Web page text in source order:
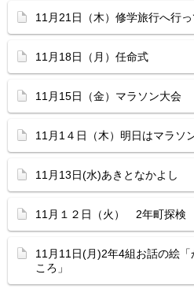
11月21日（木）修学旅行へ行
11月18日（月）任命式
11月15日（金）マラソン大会
11月1４日（木）明日はマラソ
11月13日(水)あきとなかよし
11月１２日（火） 2年町探検
11月11日(月)2年4組お話の絵「
ころ」